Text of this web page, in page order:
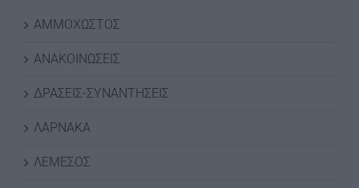
ΑΜΜΟΧΩΣΤΟΣ
ΑΝΑΚΟΙΝΩΣΕΙΣ
ΔΡΑΣΕΙΣ-ΣΥΝΑΝΤΗΣΕΙΣ
ΛΑΡΝΑΚΑ
ΛΕΜΕΣΟΣ